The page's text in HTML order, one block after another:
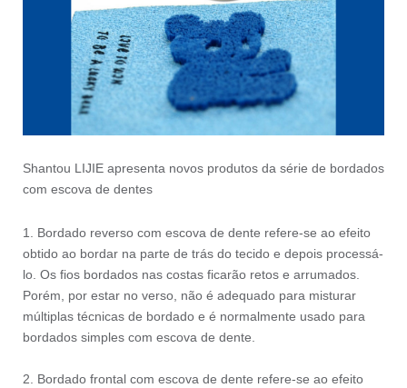
Shantou LIJIE apresenta novos produtos da série de bordados
com escova de dentes
1. Bordado reverso com escova de dente refere-se ao efeito
obtido ao bordar na parte de trás do tecido e depois processá-
lo. Os fios bordados nas costas ficarão retos e arrumados.
Porém, por estar no verso, não é adequado para misturar
múltiplas técnicas de bordado e é normalmente usado para
bordados simples com escova de dente.
2. Bordado frontal com escova de dente refere-se ao efeito